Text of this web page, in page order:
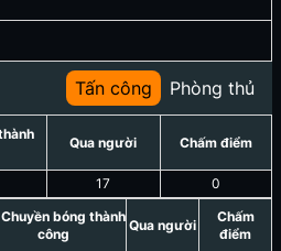
Tấn công Phòng thủ
Qua người
17
Chấm điểm
0
bóng thành
công
Qua người
Chấm
điểm